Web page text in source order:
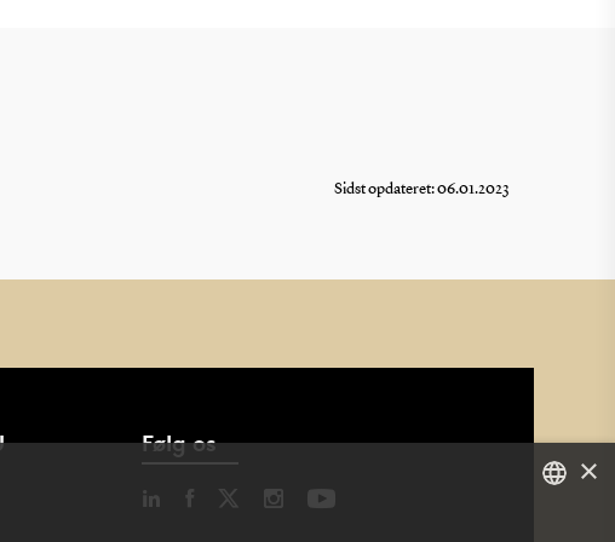
Sidst opdateret: 06.01.2023
Følg os
×